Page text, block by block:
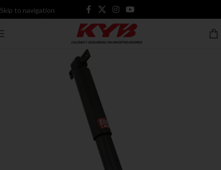
Skip to navigation
Skip to main content